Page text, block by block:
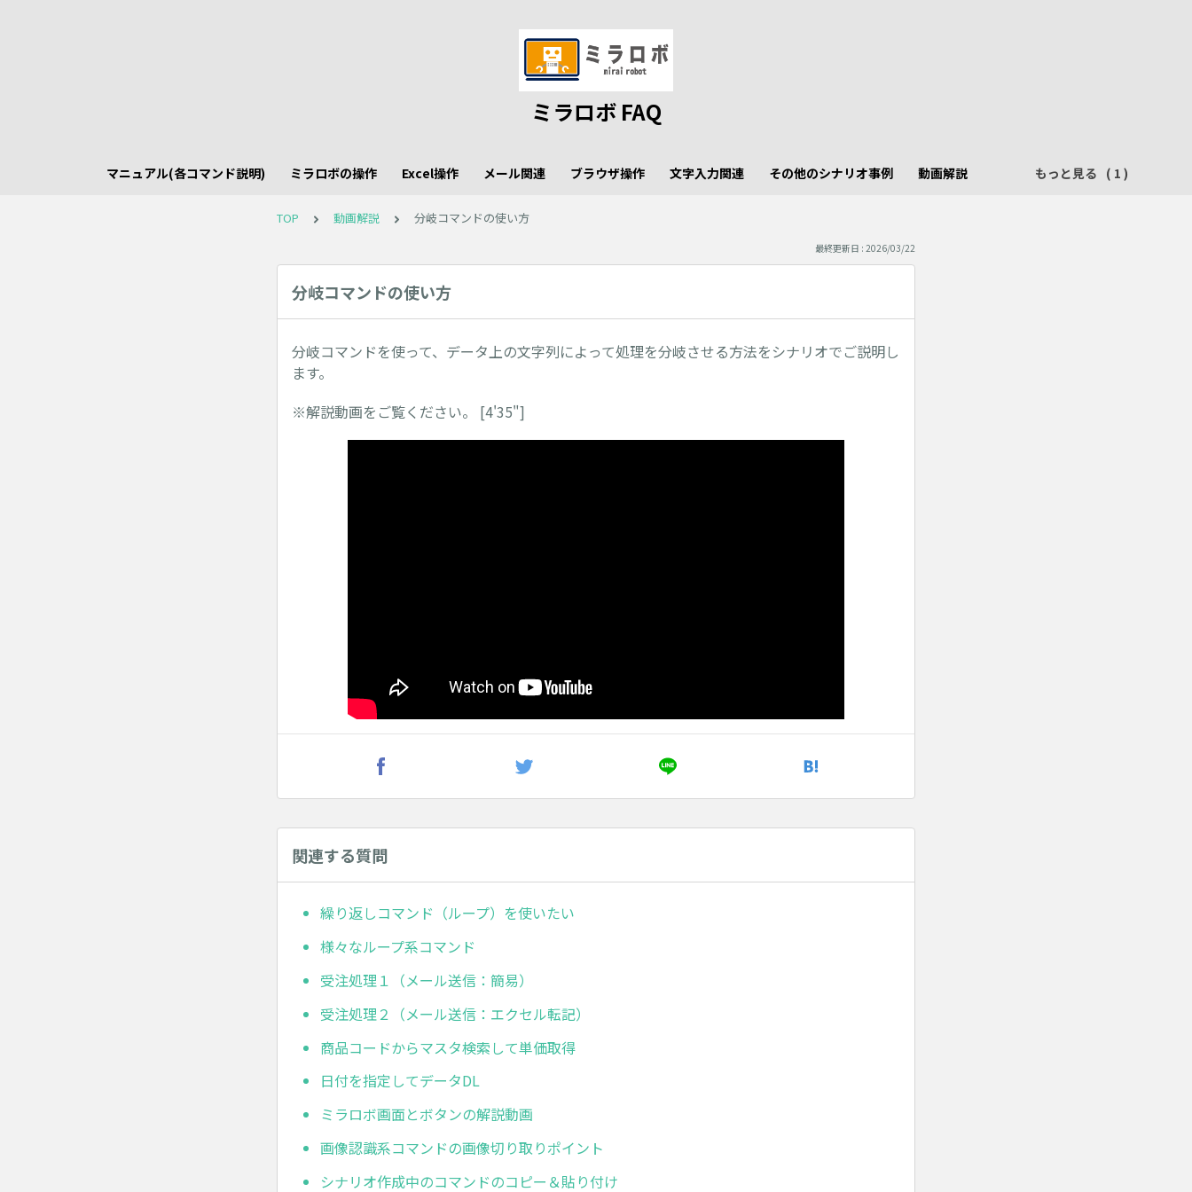
ミラロボ FAQ
マニュアル(各コマンド説明) ミラロボの操作 Excel操作 メール関連 ブラウザ操作 文字入力関連 その他のシナリオ事例 動画解説 もっと見る
TOP 動画解説 分岐コマンドの使い方
最終更新日 : 2026/03/22
分岐コマンドの使い方
分岐コマンドを使って、データ上の文字列によって処理を分岐させる方法をシナリオでご説明し
ます。
※解説動画をご覧ください。 [4'35"]
関連する質問
繰り返しコマンド（ループ）を使いたい
様々なループ系コマンド
受注処理１（メール送信：簡易）
受注処理２（メール送信：エクセル転記）
商品コードからマスタ検索して単価取得
日付を指定してデータDL
ミラロボ画面とボタンの解説動画
画像認識系コマンドの画像切り取りポイント
シナリオ作成中のコマンドのコピー＆貼り付け